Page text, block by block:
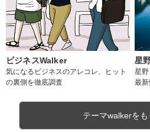
ビジネスWalker
気になるビジネスのアレコレ、ヒット
の裏側を徹底調査
星
星
最新
テーマwalkerをも